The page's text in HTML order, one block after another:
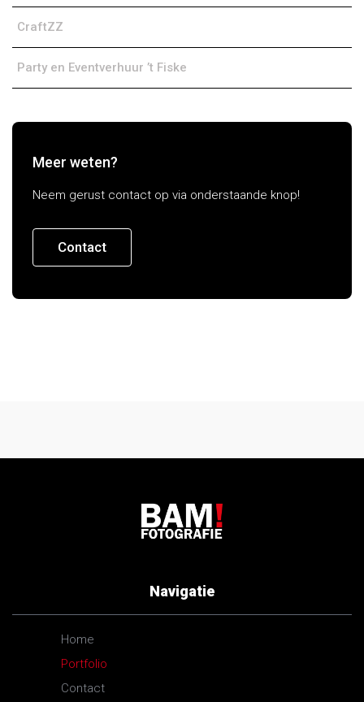
CraftZZ
Party en Eventverhuur ’t Fiske
Meer weten?
Neem gerust contact op via onderstaande knop!
Contact
Navigatie
Home
Portfolio
Contact